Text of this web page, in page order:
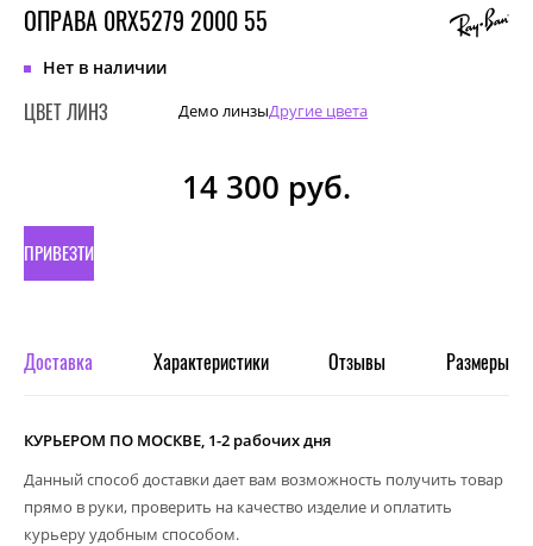
ОПРАВА 0RX5279 2000 55
Нет в наличии
ЦВЕТ ЛИНЗ Демо линзыДругие цвета
14 300 руб.
ПРИВЕЗТИ
ЗАКАЗ
Доставка Характеристики Отзывы Размеры
КУРЬЕРОМ ПО МОСКВЕ, 1-2 рабочих дня
Данный способ доставки дает вам возможность получить товар
прямо в руки, проверить на качество изделие и оплатить
курьеру удобным способом.